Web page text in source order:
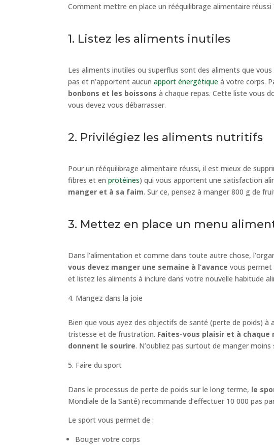
Comment mettre en place un rééquilibrage alimentaire réussi
1. Listez les aliments inutiles
Les aliments inutiles ou superflus sont des aliments que
pas et n’apportent aucunapport énergétique à votre corps.
bonbons et les boissons à chaque repas. Cette liste vous
vous devez vous débarrasser.
2. Privilégiez les aliments nutritifs
Pour un rééquilibrage alimentaire réussi, il est mieux de
fibres et enprotéines) qui vous apportent une satisfaction
manger et à sa faim. Sur ce, pensez à manger 800 g de
3. Mettez en place un menu
Dans l’alimentation et comme dans toute autre chose,
vous devez manger une semaine à l’avance vous permet
et listez les aliments à inclure dans votre nouvelle habitude
Mangez dans la joie
Bien que vous ayez des objectifs de santé (perte de poids)
tristesse et de frustration. Faites-vous plaisir et à chaque
donnent le sourire. N’oubliez pas surtout de manger moins
Faire du sport
Dans le processus de perte de poids sur le long terme, le
Mondiale de la Santé) recommande d’effectuer 10 000 pas
Le sport vous permet de :
Bouger votre corps